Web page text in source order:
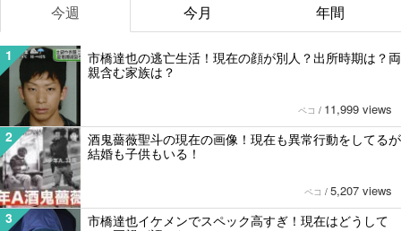
今週 今月 年間
1
市橋達也の逃亡生活！現在の顔が別人？出所時期は？両
親含む家族は？
ペコ / 11,999 views
2
酒鬼薔薇聖斗の現在の画像！現在も異常行動をしてるが
結婚も子供もいる！
ペコ / 5,207 views
3
市橋達也イケメンでスペック高すぎ！現在はどうして